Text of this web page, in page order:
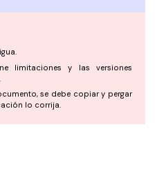
limitaciones y las versiones
se debe copiar y pergar
lo corrija.